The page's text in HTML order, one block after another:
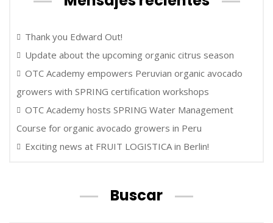
Thank you Edward Out!
Update about the upcoming organic citrus season
OTC Academy empowers Peruvian organic avocado
growers with SPRING certification workshops
OTC Academy hosts SPRING Water Management
Course for organic avocado growers in Peru
Exciting news at FRUIT LOGISTICA in Berlin!
Buscar